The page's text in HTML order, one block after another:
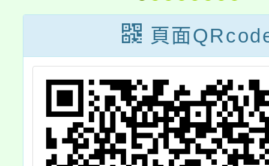
學-開放空間培訓
工作坊」一案，
歡迎教師報名參
加，請查照。
教師
區人
頁面